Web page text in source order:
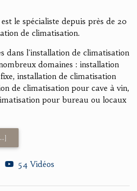
le spécialiste depuis près de 20
de climatisation.
dans l'installation de climatisation
domaines : installation
installation de climatisation
de climatisation pour cave à vin,
pour bureau ou locaux
54 Vidéos